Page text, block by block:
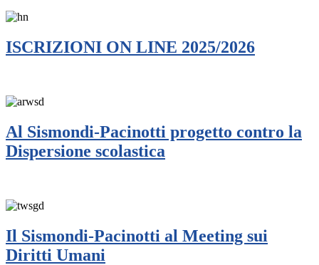
ISCRIZIONI ON LINE 2025/2026
Al Sismondi-Pacinotti progetto contro la
Dispersione scolastica
Il Sismondi-Pacinotti al Meeting sui
Diritti Umani